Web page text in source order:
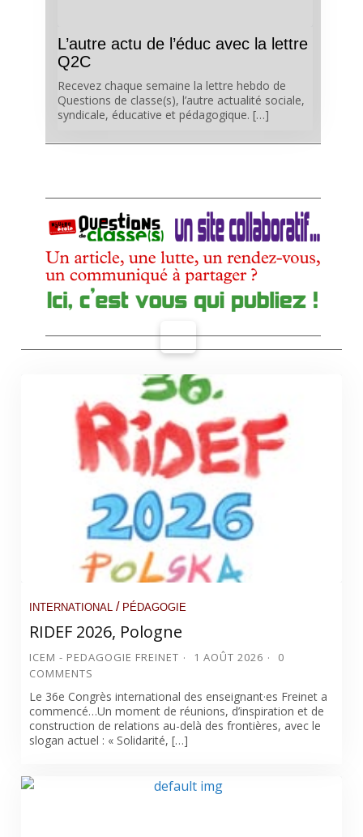
L’autre actu de l’éduc avec la lettre
Q2C
Recevez chaque semaine la lettre hebdo de
Questions de classe(s), l’autre actualité sociale,
syndicale, éducative et pédagogique. […]
INTERNATIONAL / PÉDAGOGIE
RIDEF 2026, Pologne
ICEM - PEDAGOGIE FREINET 1 AOÛT 2026
0
COMMENTS
Le 36e Congrès international des enseignant·es Freinet a
commencé…Un moment de réunions, d’inspiration et de
construction de relations au-delà des frontières, avec le
slogan actuel : « Solidarité, […]